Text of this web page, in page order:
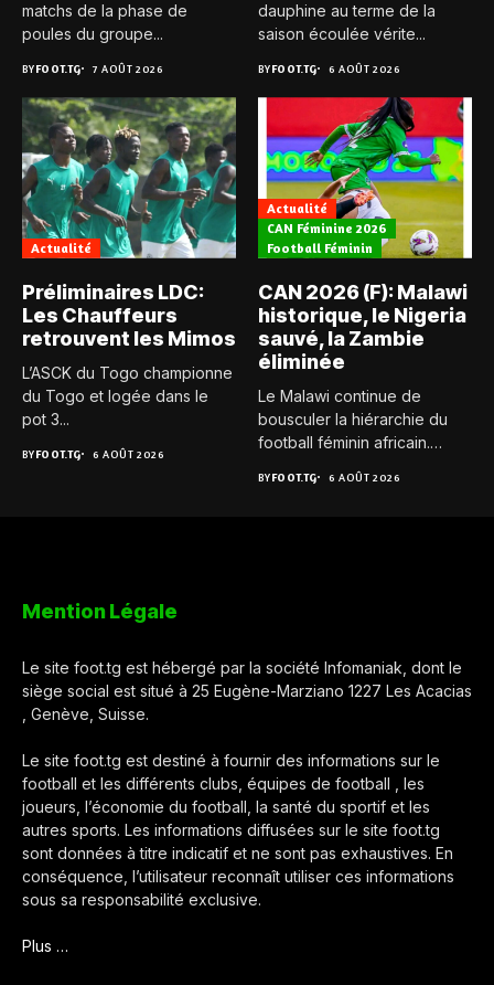
matchs de la phase de
poules du groupe...
BYFOOT.TG 7 AOÛT 2026
dauphine au terme de la
saison écoulée vérite...
BYFOOT.TG 6 AOÛT 2026
Actualité
Préliminaires LDC:
Les Chauffeurs
retrouvent les Mimos
L’ASCK du Togo championne
du Togo et logée dans le
pot 3...
BYFOOT.TG 6 AOÛT 2026
Actualité
CAN Féminine 2026
Football Féminin
CAN 2026 (F): Malawi
historique, le Nigeria
sauvé, la Zambie
éliminée
Le Malawi continue de
bousculer la hiérarchie du
football féminin africain.
BYFOOT.TG 6 AOÛT 2026
Mention Légale
Le site foot.tg est hébergé par la société Infomaniak, dont le
siège social est situé à 25 Eugène-Marziano 1227 Les Acacias
, Genève, Suisse.
Le site foot.tg est destiné à fournir des informations sur le
football et les différents clubs, équipes de football , les
joueurs, l’économie du football, la santé du sportif et les
autres sports. Les informations diffusées sur le site foot.tg
sont données à titre indicatif et ne sont pas exhaustives. En
conséquence, l’utilisateur reconnaît utiliser ces informations
sous sa responsabilité exclusive.
Plus …